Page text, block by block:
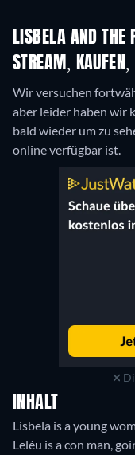
LISBELA AND THE
STREAM, KAUFEN,
Wir versuchen
aber leider haben wir
bald wieder um zu
online verfügbar ist.
INHALT
Lisbela is a young
Leléu is a con man,